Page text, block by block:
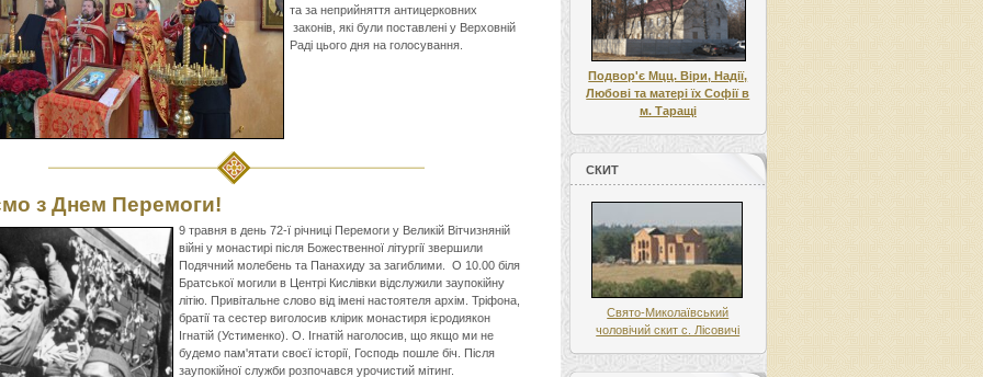
та за неприйняття антицерковних
законів, які були поставлені у Верховній
Раді цього дня на голосування.
з Днем Перемоги!
9 травня в день 72-ї річниці Перемоги у Великій Вітчизняній
війні у монастирі після Божественної літургії звершили
Подячний молебень та Панахиду за загиблими. О 10.00 біля
Братської могили в Центрі Кислівки відслужили заупокійну
літію. Привітальне слово від імені настоятеля архім. Тріфона,
братії та сестер виголосив клірик монастиря ієродиякон
Ігнатій (Устименко). О. Ігнатій наголосив, що якщо ми не
будемо пам'ятати своєї історії, Господь пошле біч. Після
заупокійної служби розпочався урочистий мітинг.
Подвор'є Мцц. Віри, Надії,
Любові та матері їх Софії в
м. Таращі
СКИТ
Свято-Миколаївський
чоловічий скит с. Лісовичі